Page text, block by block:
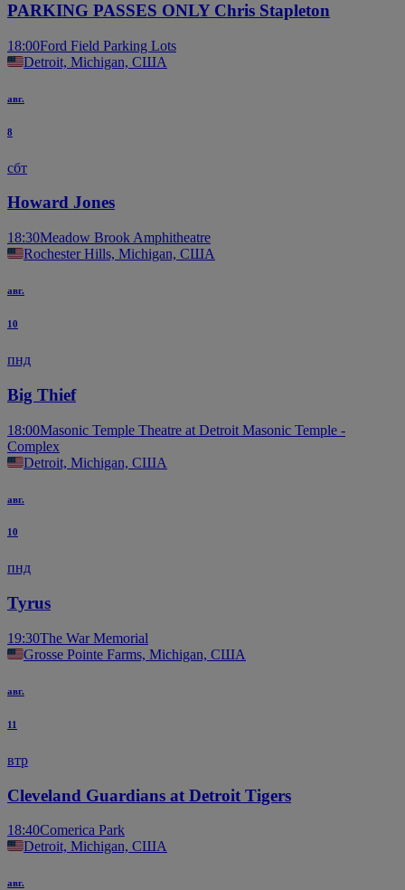
PARKING PASSES ONLY Chris Stapleton
18:00Ford Field Parking Lots
Detroit, Michigan, США
авг.
8
сбт
Howard Jones
18:30Meadow Brook Amphitheatre
Rochester Hills, Michigan, США
авг.
10
пнд
Big Thief
18:00Masonic Temple Theatre at Detroit Masonic Temple -
Complex
Detroit, Michigan, США
авг.
10
пнд
Tyrus
19:30The War Memorial
Grosse Pointe Farms, Michigan, США
авг.
11
втр
Cleveland Guardians at Detroit Tigers
18:40Comerica Park
Detroit, Michigan, США
авг.